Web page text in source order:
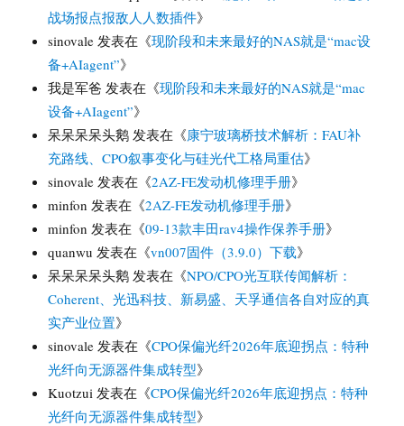
战场报点报敌人人数插件》
sinovale 发表在《现阶段和未来最好的NAS就是“mac设
备+AIagent”》
我是军爸 发表在《现阶段和未来最好的NAS就是“mac
设备+AIagent”》
呆呆呆呆头鹅 发表在《康宁玻璃桥技术解析：FAU补
充路线、CPO叙事变化与硅光代工格局重估》
sinovale 发表在《2AZ-FE发动机修理手册》
minfon 发表在《2AZ-FE发动机修理手册》
minfon 发表在《09-13款丰田rav4操作保养手册》
quanwu 发表在《vn007固件（3.9.0）下载》
呆呆呆呆头鹅 发表在《NPO/CPO光互联传闻解析：
Coherent、光迅科技、新易盛、天孚通信各自对应的真
实产业位置》
sinovale 发表在《CPO保偏光纤2026年底迎拐点：特种
光纤向无源器件集成转型》
Kuotzui 发表在《CPO保偏光纤2026年底迎拐点：特种
光纤向无源器件集成转型》